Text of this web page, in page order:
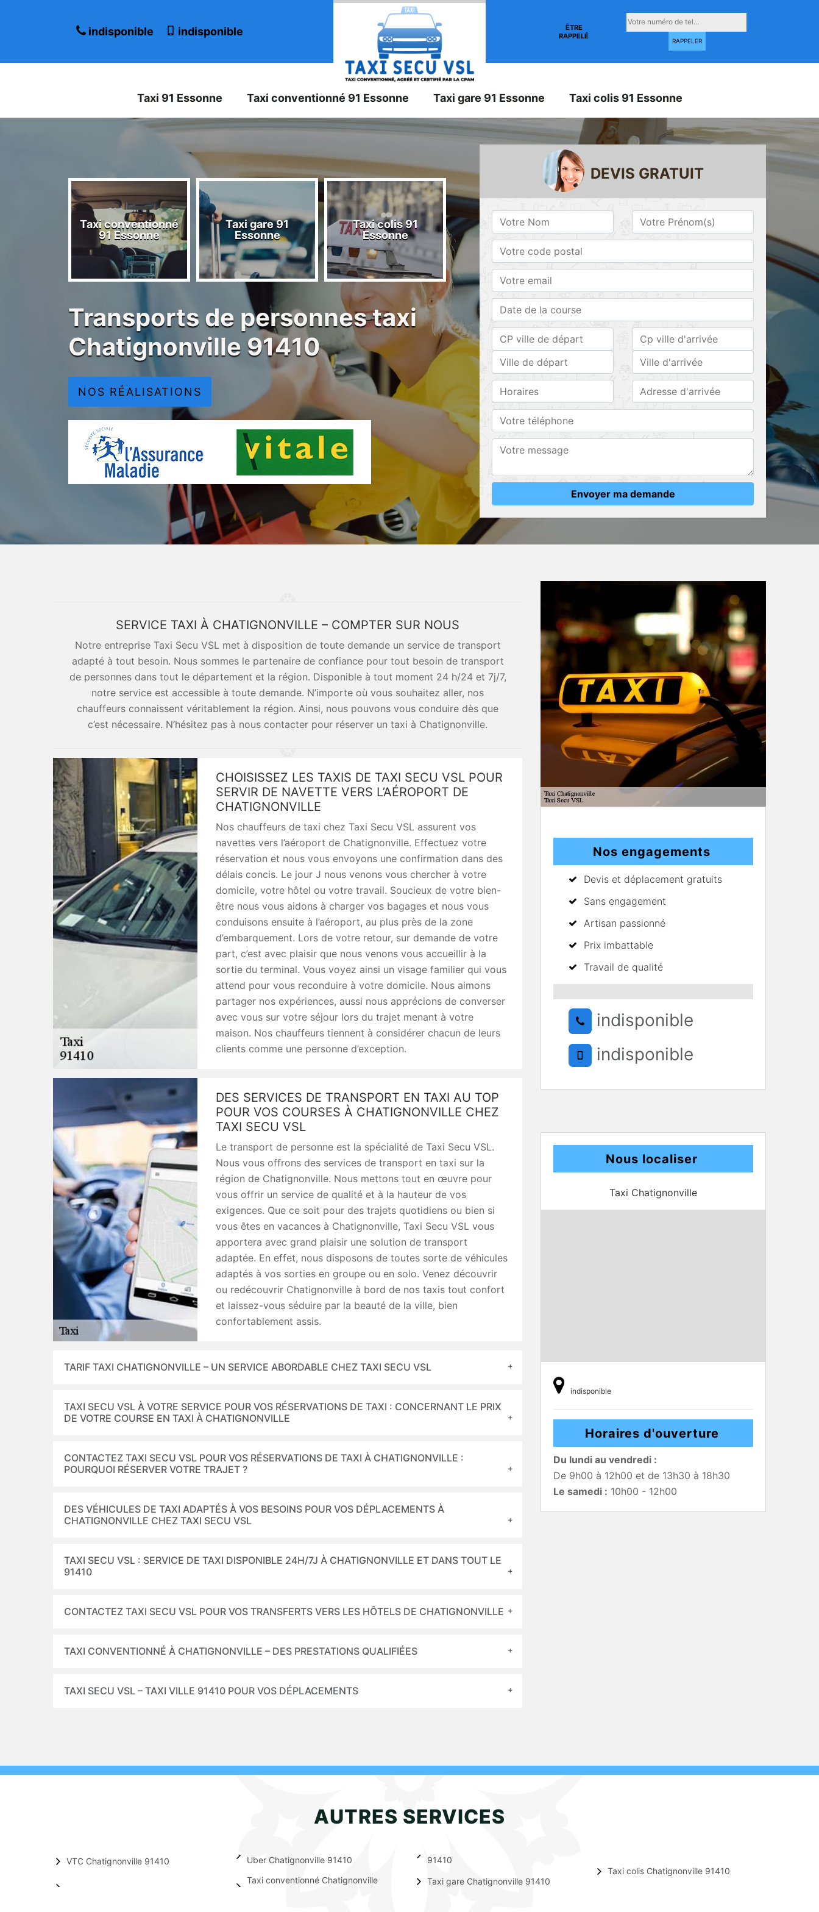
indisponible indisponible
ÊTRE
RAPPELÉ
Taxi 91 Essonne Taxi conventionné 91 Essonne Taxi gare 91 Essonne Taxi colis 91 Essonne
Taxi conventionné
91 Essonne
Taxi gare 91
Essonne
Taxi colis 91
Essonne
Taxi 91 Essonne
Taxi conventionné
91 Essonne
Essonne
Transports de personnes taxi
Chatignonville 91410
NOS RÉALISATIONS
DEVIS GRATUIT
SERVICE TAXI À CHATIGNONVILLE – COMPTER SUR NOUS
Notre entreprise Taxi Secu VSL met à disposition de toute demande un service de transport
adapté à tout besoin. Nous sommes le partenaire de confiance pour tout besoin de transport
de personnes dans tout le département et la région. Disponible à tout moment 24 h/24 et 7j/7,
notre service est accessible à toute demande. N’importe où vous souhaitez aller, nos
chauffeurs connaissent véritablement la région. Ainsi, nous pouvons vous conduire dès que
c’est nécessaire. N’hésitez pas à nous contacter pour réserver un taxi à Chatignonville.
CHOISISSEZ LES TAXIS DE TAXI SECU VSL POUR
SERVIR DE NAVETTE VERS L’AÉROPORT DE
CHATIGNONVILLE
Nos chauffeurs de taxi chez Taxi Secu VSL assurent vos
navettes vers l’aéroport de Chatignonville. Effectuez votre
réservation et nous vous envoyons une confirmation dans des
délais concis. Le jour J nous venons vous chercher à votre
domicile, votre hôtel ou votre travail. Soucieux de votre bien-
être nous vous aidons à charger vos bagages et nous vous
conduisons ensuite à l’aéroport, au plus près de la zone
d’embarquement. Lors de votre retour, sur demande de votre
part, c’est avec plaisir que nous venons vous accueillir à la
sortie du terminal. Vous voyez ainsi un visage familier qui vous
attend pour vous reconduire à votre domicile. Nous aimons
partager nos expériences, aussi nous apprécions de converser
avec vous sur votre séjour lors du trajet menant à votre
maison. Nos chauffeurs tiennent à considérer chacun de leurs
clients comme une personne d’exception.
DES SERVICES DE TRANSPORT EN TAXI AU TOP
POUR VOS COURSES À CHATIGNONVILLE CHEZ
TAXI SECU VSL
Le transport de personne est la spécialité de Taxi Secu VSL.
Nous vous offrons des services de transport en taxi sur la
région de Chatignonville. Nous mettons tout en œuvre pour
vous offrir un service de qualité et à la hauteur de vos
exigences. Que ce soit pour des trajets quotidiens ou bien si
vous êtes en vacances à Chatignonville, Taxi Secu VSL vous
apportera avec grand plaisir une solution de transport
adaptée. En effet, nous disposons de toutes sorte de véhicules
adaptés à vos sorties en groupe ou en solo. Venez découvrir
ou redécouvrir Chatignonville à bord de nos taxis tout confort
et laissez-vous séduire par la beauté de la ville, bien
confortablement assis.
TARIF TAXI CHATIGNONVILLE – UN SERVICE ABORDABLE CHEZ TAXI SECU VSL
TAXI SECU VSL À VOTRE SERVICE POUR VOS RÉSERVATIONS DE TAXI : CONCERNANT LE PRIX
DE VOTRE COURSE EN TAXI À CHATIGNONVILLE
CONTACTEZ TAXI SECU VSL POUR VOS RÉSERVATIONS DE TAXI À CHATIGNONVILLE :
POURQUOI RÉSERVER VOTRE TRAJET ?
DES VÉHICULES DE TAXI ADAPTÉS À VOS BESOINS POUR VOS DÉPLACEMENTS À
CHATIGNONVILLE CHEZ TAXI SECU VSL
TAXI SECU VSL : SERVICE DE TAXI DISPONIBLE 24H/7J À CHATIGNONVILLE ET DANS TOUT LE
91410
CONTACTEZ TAXI SECU VSL POUR VOS TRANSFERTS VERS LES HÔTELS DE CHATIGNONVILLE
TAXI CONVENTIONNÉ À CHATIGNONVILLE – DES PRESTATIONS QUALIFIÉES
TAXI SECU VSL – TAXI VILLE 91410 POUR VOS DÉPLACEMENTS
Nos engagements
Devis et déplacement gratuits
Sans engagement
Artisan passionné
Prix imbattable
Travail de qualité
indisponible
indisponible
Nous localiser
Taxi Chatignonville
indisponible
Horaires d'ouverture
Du lundi au vendredi :
De 9h00 à 12h00 et de 13h30 à 18h30
Le samedi : 10h00 - 12h00
AUTRES SERVICES
VTC Chatignonville 91410
Uber Chatignonville 91410
Taxi conventionné Chatignonville
91410
Taxi gare Chatignonville 91410
Taxi colis Chatignonville 91410